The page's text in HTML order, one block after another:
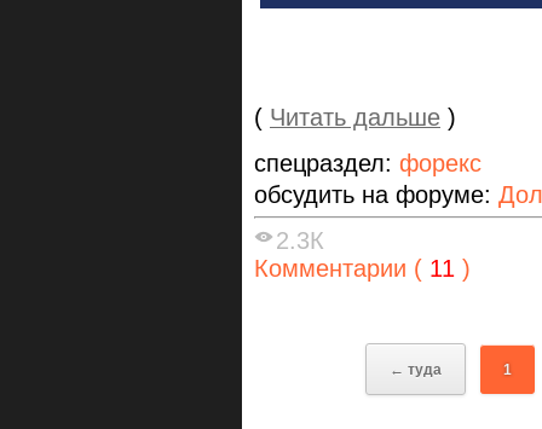
( Читать дальше )
спецраздел: форекс
обсудить на форуме:
2.3К
Комментарии ( 11 )
← туда 1